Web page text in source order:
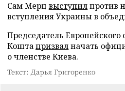
Сам Мерц выступилпротив
вступления Украины в
Председатель Европейского
Коштапризвалначать
о членстве Киева.
Текст: Дарья Григоренко